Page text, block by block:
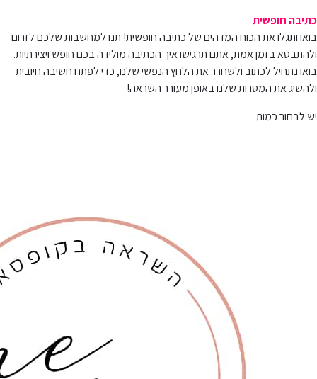
כתיבה חופשית
בואו ותגלו את הכוח המדהים של כתיבה חופשית! תנו למחשבות שלכם לזרום
ולהתבטא בזמן אמת, אתם תרגישו איך הכתיבה מולידה בכם חופש ויצירתיות.
בואו נתחיל לכתוב ולשחרר את הלחץ הנפשי שלנו, כדי לפתח חשיבה חיובית
ולהשיג את המטרות שלנו באופן מעורר השראה!
יש לבחור כמות